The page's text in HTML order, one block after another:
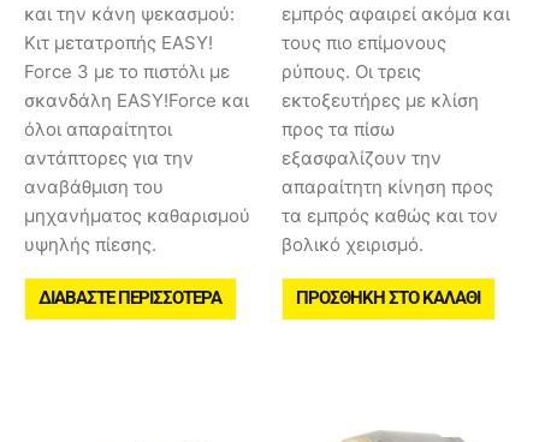
και την κάνη ψεκασμού:
Κιτ μετατροπής EASY!
Force 3 με το πιστόλι με
σκανδάλη EASY!Force και
όλοι απαραίτητοι
αντάπτορες για την
αναβάθμιση του
μηχανήματος καθαρισμού
υψηλής πίεσης.
ΔΙΑΒΆΣΤΕ ΠΕΡΙΣΣΌΤΕΡΑ
εμπρός αφαιρεί ακόμα και
τους πιο επίμονους
ρύπους. Οι τρεις
εκτοξευτήρες με κλίση
προς τα πίσω
εξασφαλίζουν την
απαραίτητη κίνηση προς
τα εμπρός καθώς και τον
βολικό χειρισμό.
ΠΡΟΣΘΉΚΗ ΣΤΟ ΚΑΛΆΘΙ